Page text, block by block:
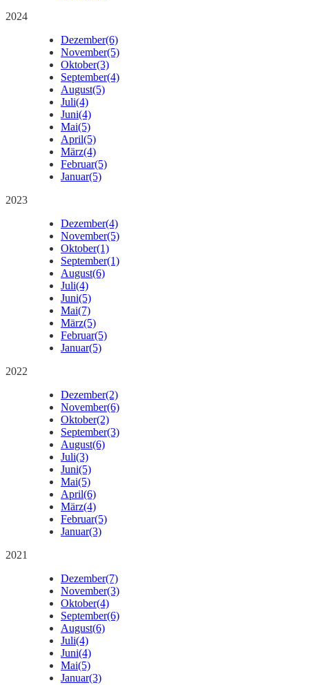
2024
Dezember(6)
November(5)
Oktober(3)
September(4)
August(5)
Juli(4)
Juni(4)
Mai(5)
April(5)
März(4)
Februar(5)
Januar(5)
2023
Dezember(4)
November(5)
Oktober(1)
September(1)
August(6)
Juli(4)
Juni(5)
Mai(7)
März(5)
Februar(5)
Januar(5)
2022
Dezember(2)
November(6)
Oktober(2)
September(3)
August(6)
Juli(3)
Juni(5)
Mai(5)
April(6)
März(4)
Februar(5)
Januar(3)
2021
Dezember(7)
November(3)
Oktober(4)
September(6)
August(6)
Juli(4)
Juni(4)
Mai(5)
Januar(3)